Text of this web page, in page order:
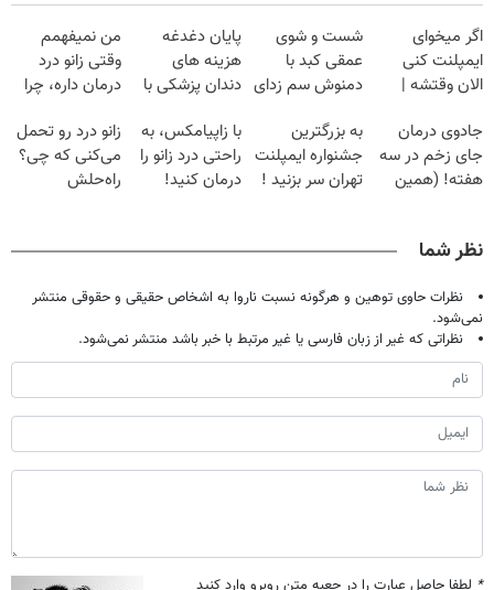
اگر میخوای
ایمپلنت کنی
الان وقتشه |
میلیون تومان!!!
شست و شوی
عمقی کبد با
دمنوش سم زدای
پایان دغدغه
هزینه های
دندان پزشکی با
خانگی
من نمیفهمم
وقتی زانو درد
درمان داره، چرا
تحمل میکنی؟❗
جادوی درمان
جای زخم در سه
هفته! (همین
به بزرگترین
جشنواره ایمپلنت
تهران سر بزنید !
با زاپیامکس، به
راحتی درد زانو را
درمان کنید!
زانو درد رو تحمل
می‌کنی که چی؟
راه‌حلش
نظر شما
نظرات حاوی توهین و هرگونه نسبت ناروا به اشخاص حقیقی و حقوقی منتشر
نمی‌شود.
نظراتی که غیر از زبان فارسی یا غیر مرتبط با خبر باشد منتشر نمی‌شود.